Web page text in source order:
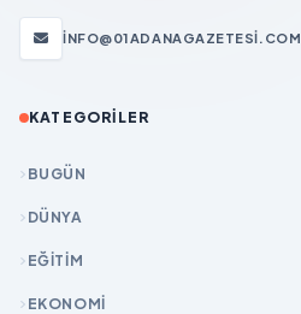
INFO@01ADANAGAZETESI.COM
KATEGORILER
BUGÜN
DÜNYA
EĞİTİM
EKONOMİ